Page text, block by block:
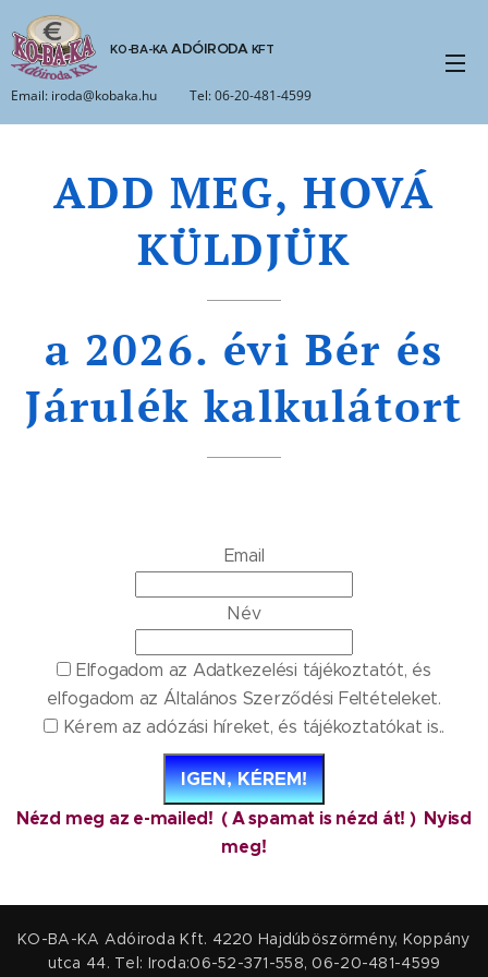
KO-BA-KA ADÓIRODA KFT
Email: iroda@kobaka.hu Tel: 06-20-481-4599
ADD MEG, HOVÁ
KÜLDJÜK
a 2026. évi Bér és
Járulék kalkulátort
Email
Név
Elfogadom az Adatkezelési tájékoztatót, és
elfogadom az Általános Szerződési Feltételeket.
Kérem az adózási híreket, és tájékoztatókat is..
IGEN, KÉREM!
Nézd meg az e-mailed! ( A spamat is nézd át! ) Nyisd
meg!
KO-BA-KA Adóiroda Kft. 4220 Hajdúböszörmény, Koppány
utca 44. Tel: Iroda:06-52-371-558, 06-20-481-4599